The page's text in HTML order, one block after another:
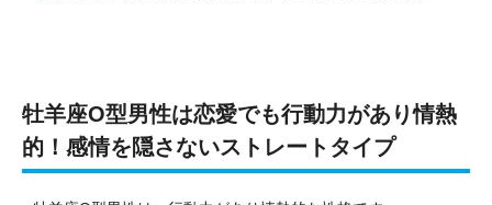
牡羊座O型男性は恋愛でも行動力があり情熱
的！感情を隠さないストレートタイプ